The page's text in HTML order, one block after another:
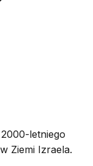
letniego
Ziemi Izraela.